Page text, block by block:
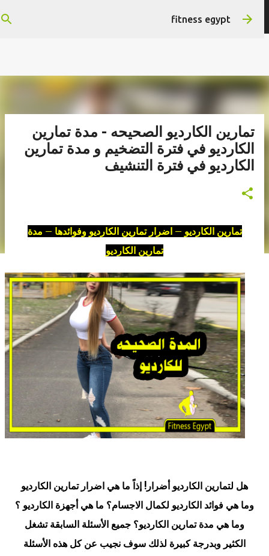
هتستفيد ومش هنضيع وقتك
التخطي إلى المحتوى الرئيسيfitness egypt
تمارين الكارديو الصحيحه - مدة تمارين
الكارديو في فترة التضخيم و مدة تمارين
الكارديو في فترة التنشيف
تمارين الكارديو – اضرار تمارين الكارديو وفوائدها – مدة
تمارين الكارديو
هل لتمارين الكارديو أضرار! إذاً ما هي اضرار تمارين الكارديو
وما هي فوائد الكارديو لكمال الاجسام؟ ما هي أجهزة الكارديو ؟
وما هي مدة تمارين الكارديو؟ جميع الأسئلة السابقة تشغل
الكثير وبدرجة كبيرة لذلك سوف نجيب عن كل هذه الأسئلة